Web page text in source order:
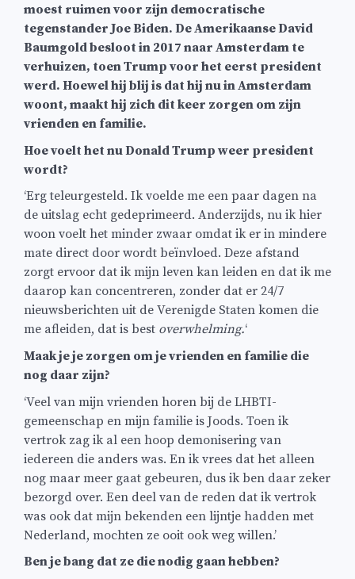
moest ruimen voor zijn democratische
tegenstander Joe Biden. De Amerikaanse David
Baumgold besloot in 2017 naar Amsterdam te
verhuizen, toen Trump voor het eerst president
werd. Hoewel hij blij is dat hij nu in Amsterdam
woont, maakt hij zich dit keer zorgen om zijn
vrienden en familie.
Hoe voelt het nu Donald Trump weer president
wordt?
‘Erg teleurgesteld. Ik voelde me een paar dagen na
de uitslag echt gedeprimeerd. Anderzijds, nu ik hier
woon voelt het minder zwaar omdat ik er in mindere
mate direct door wordt beïnvloed. Deze afstand
zorgt ervoor dat ik mijn leven kan leiden en dat ik me
daarop kan concentreren, zonder dat er 24/7
nieuwsberichten uit de Verenigde Staten komen die
me afleiden, dat is best overwhelming.‘
Maak je je zorgen om je vrienden en familie die
nog daar zijn?
‘Veel van mijn vrienden horen bij de LHBTI-
gemeenschap en mijn familie is Joods. Toen ik
vertrok zag ik al een hoop demonisering van
iedereen die anders was. En ik vrees dat het alleen
nog maar meer gaat gebeuren, dus ik ben daar zeker
bezorgd over. Een deel van de reden dat ik vertrok
was ook dat mijn bekenden een lijntje hadden met
Nederland, mochten ze ooit ook weg willen.’
Ben je bang dat ze die nodig gaan hebben?